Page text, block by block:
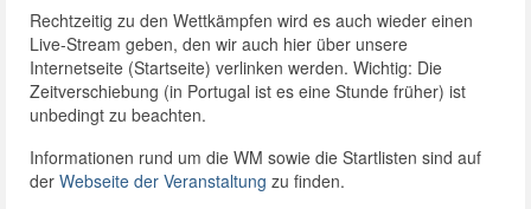
Rechtzeitig zu den Wettkämpfen wird es auch wieder einen
Live-Stream geben, den wir auch hier über unsere
Internetseite (Startseite) verlinken werden. Wichtig: Die
Zeitverschiebung (in Portugal ist es eine Stunde früher) ist
unbedingt zu beachten.
Informationen rund um die WM sowie die Startlisten sind auf
der Webseite der Veranstaltung zu finden.